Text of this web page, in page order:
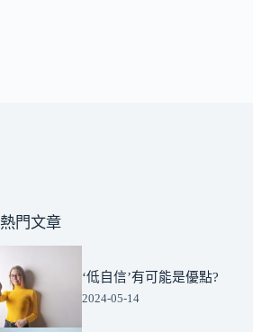
熱門文章
‘低自信’有可能是優點?
2024-05-14